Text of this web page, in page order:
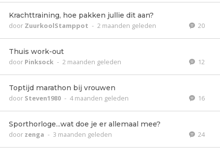
Krachttraining, hoe pakken jullie dit aan?
door ZuurkoolStamppot - 2 maanden geleden 20
Thuis work-out
door Pinksock - 2 maanden geleden 12
Toptijd marathon bij vrouwen
door Steven1980 - 4 maanden geleden 16
Sporthorloge...wat doe je er allemaal mee?
door zenga - 3 maanden geleden 24